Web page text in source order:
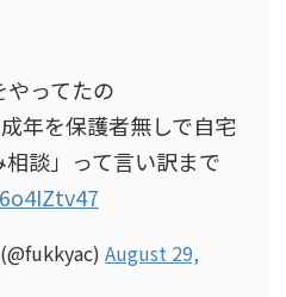
ってたの
年を保護者無しで自宅
談」って言い訳まで
August 29,